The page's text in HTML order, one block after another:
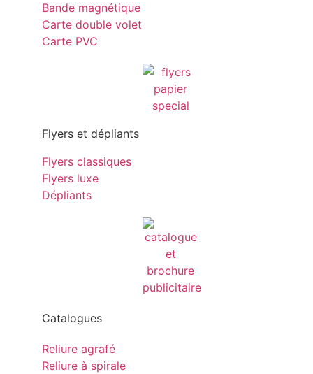
Bande magnétique
Carte double volet
Carte PVC
Flyers et dépliants
Flyers classiques
Flyers luxe
Dépliants
Catalogues
Reliure agrafé
Reliure à spirale